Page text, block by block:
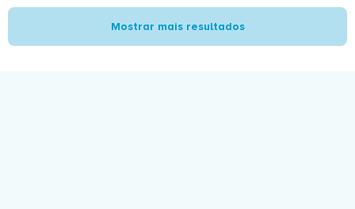
Mostrar mais resultados